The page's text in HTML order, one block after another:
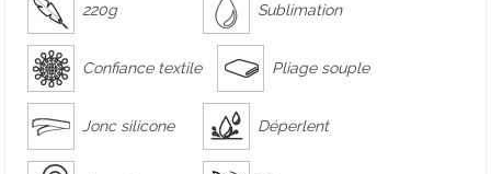
220g Sublimation
Confiance textile Pliage souple
Jonc silicone Déperlent